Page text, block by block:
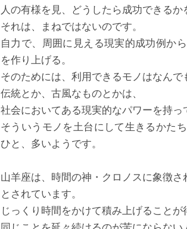
人の有様を見、どうしたら成功できるか
それは、まねではないのです。
自力で、周囲に見える現実的成功例か
を作り上げる。
そのためには、利用できるモノはなんで
伝統とか、古風なものとかは、
社会においてある現実的なパワーを持っ
そういうモノを土台にして生きるかた
ひと、多いようです。
山羊座は、時間の神・クロノスに象徴
とされています。
じっくり時間をかけて積み上げることが